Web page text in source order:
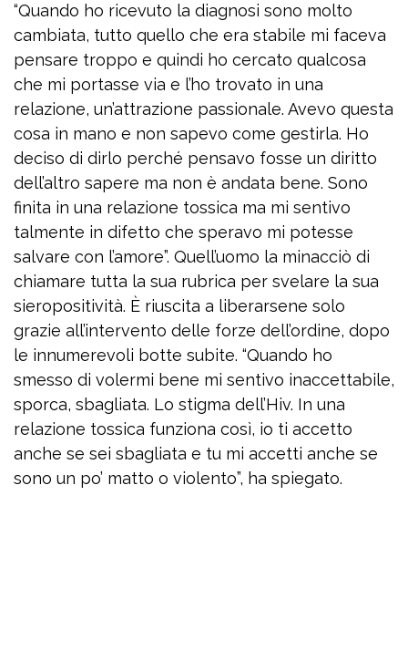
“Quando ho ricevuto la diagnosi sono molto
cambiata, tutto quello che era stabile mi faceva
pensare troppo e quindi ho cercato qualcosa
che mi portasse via e l’ho trovato in una
relazione, un’attrazione passionale. Avevo questa
cosa in mano e non sapevo come gestirla. Ho
deciso di dirlo perché pensavo fosse un diritto
dell’altro sapere ma non è andata bene. Sono
finita in una relazione tossica ma mi sentivo
talmente in difetto che speravo mi potesse
salvare con l’amore”. Quell’uomo la minacciò di
chiamare tutta la sua rubrica per svelare la sua
sieropositività. È riuscita a liberarsene solo
grazie all’intervento delle forze dell’ordine, dopo
le innumerevoli botte subite. “Quando ho
smesso di volermi bene mi sentivo inaccettabile,
sporca, sbagliata. Lo stigma dell’Hiv. In una
relazione tossica funziona così, io ti accetto
anche se sei sbagliata e tu mi accetti anche se
sono un po’ matto o violento”, ha spiegato.